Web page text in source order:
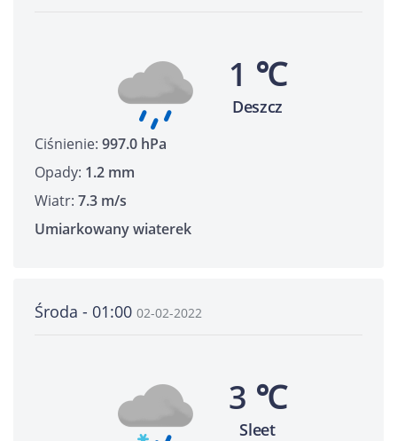
1 ℃
Deszcz
Ciśnienie: 997.0 hPa
Opady: 1.2 mm
Wiatr: 7.3 m/s
Umiarkowany wiaterek
Środa - 01:00 02-02-2022
3 ℃
Sleet